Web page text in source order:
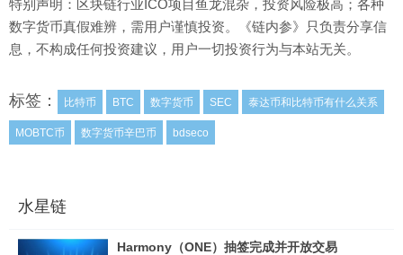
特别声明：区块链行业ICO项目鱼龙混杂，投资风险极高；各种
数字货币真假难辨，需用户谨慎投资。《链内参》只负责分享信
息，不构成任何投资建议，用户一切投资行为与本站无关。
标签： 比特币 BTC 数字货币 SEC 泰达币和比特币有什么关系
MOBTC币 数字货币辛巴币 bdseco
水星链
Harmony（ONE）抽签完成并开放交易